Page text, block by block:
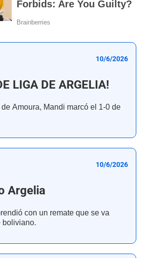
10/6/2026
LIGA DE ARGELIA!
Amoura, Mandi marcó el 1-0 de
10/6/2026
Argelia
con un remate que se va
boliviano.